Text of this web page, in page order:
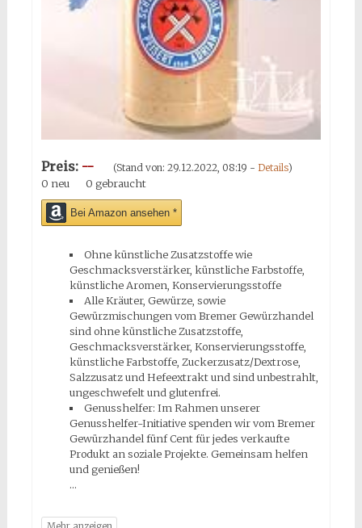
Preis: -- (Stand von: 29.12.2022, 08:19 - Details)
0 neu 0 gebraucht
Bei Amazon ansehen *
Ohne künstliche Zusatzstoffe wie
Geschmacksverstärker, künstliche Farbstoffe,
künstliche Aromen, Konservierungsstoffe
Alle Kräuter, Gewürze, sowie
Gewürzmischungen vom Bremer Gewürzhandel
sind ohne künstliche Zusatzstoffe,
Geschmacksverstärker, Konservierungsstoffe,
künstliche Farbstoffe, Zuckerzusatz/Dextrose,
Salzzusatz und Hefeextrakt und sind unbestrahlt,
ungeschwefelt und glutenfrei.
Genusshelfer: Im Rahmen unserer
Genusshelfer-Initiative spenden wir vom Bremer
Gewürzhandel fünf Cent für jedes verkaufte
Produkt an soziale Projekte. Gemeinsam helfen
und genießen!